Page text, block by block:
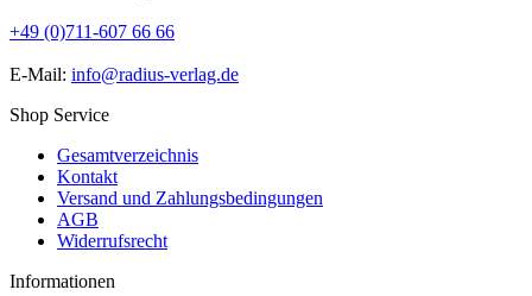
+49 (0)711-607 66 66
E-Mail: info@radius-verlag.de
Shop Service
Gesamtverzeichnis
Kontakt
Versand und Zahlungsbedingungen
AGB
Widerrufsrecht
Informationen